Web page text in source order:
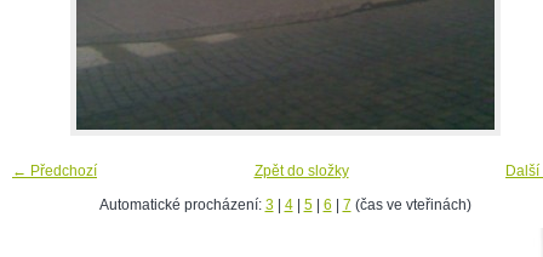
← Předchozí
Zpět do složky
Automatické procházení: 3| 4| 5| 6 7 (čas ve vteřinách)